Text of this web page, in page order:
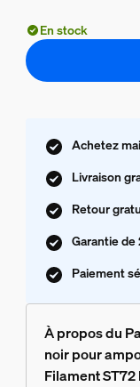
En stock
Achetez
Livraison
Retour
Garantie de
Paiement
À propos du
noir pour
Filament